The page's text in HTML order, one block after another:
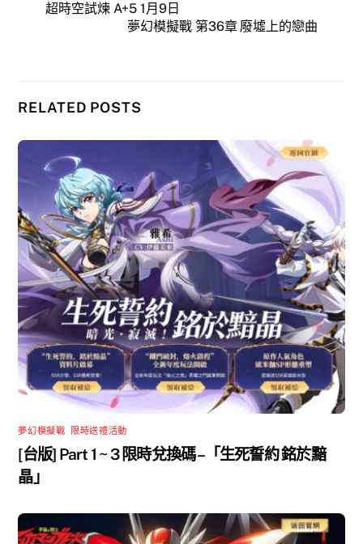
超時空試煉 A+5 1月9日
夢幻模擬戰 第36章 廢墟上的戀曲
RELATED POSTS
夢幻模擬戰 限時送禮活動
[台版] Part 1 ~ 3 限時兌換碼 –「生死誓約 銘於黯
晶」